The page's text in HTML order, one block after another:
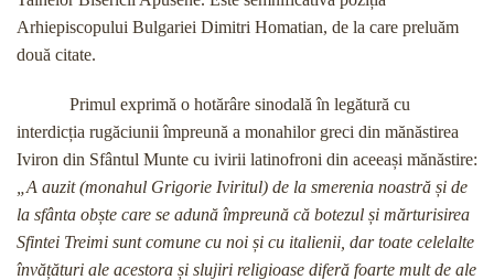
Arhiepiscopului Bulgariei Dimitri Homatian, de la care preluăm
două citate.
Primul exprimă o hotărâre sinodală în legătură cu
interdicția rugăciunii împreună a monahilor greci din mănăstirea
Iviron din Sfântul Munte cu ivirii latinofroni din aceeași mănăstire:
„A auzit (monahul Grigorie Iviritul) de la smerenia noastră și de
la sfânta obște care se adună împreună că botezul și mărturisirea
Sfintei Treimi sunt comune cu noi și cu italienii, dar toate celelalte
învățături ale acestora și slujiri religioase diferă foarte mult de ale